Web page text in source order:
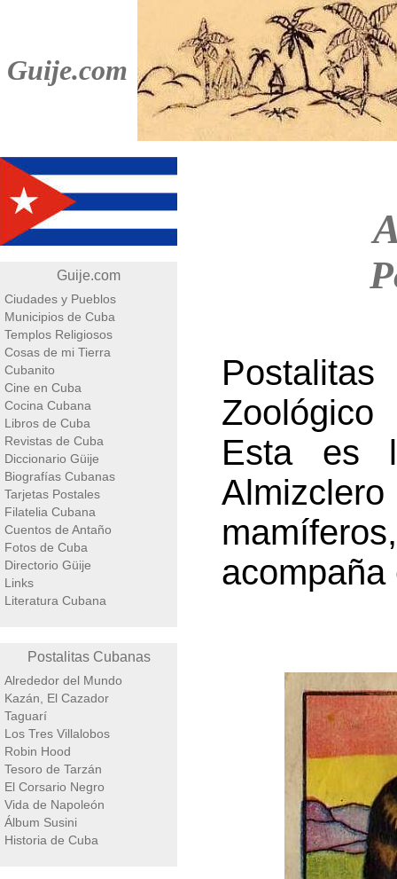
Guije.com
Guije.com
Ciudades y Pueblos
Municipios de Cuba
Templos Religiosos
Cosas de mi Tierra
Cubanito
Cine en Cuba
Cocina Cubana
Libros de Cuba
Revistas de Cuba
Diccionario Güije
Biografías Cubanas
Tarjetas Postales
Filatelia Cubana
Cuentos de Antaño
Fotos de Cuba
Directorio Güije
Links
Literatura Cubana
Postalitas Cubanas
Alrededor del Mundo
Kazán, El Cazador
Taguarí
Los Tres Villalobos
Robin Hood
Tesoro de Tarzán
El Corsario Negro
Vida de Napoleón
Álbum Susini
Historia de Cuba
Esta es